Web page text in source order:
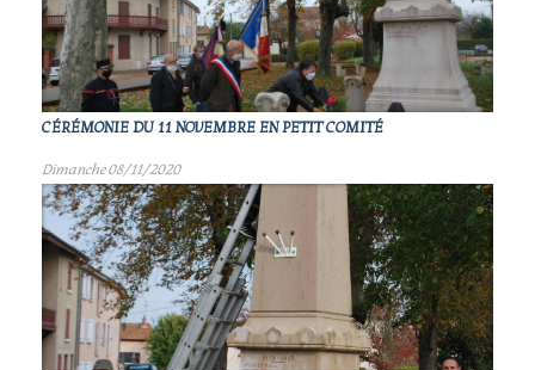
CÉRÉMONIE DU 11 NOVEMBRE EN PETIT COMITÉ
Dimanche 08/11/2020